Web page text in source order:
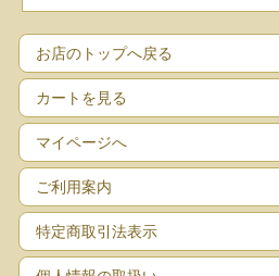
国産ひのき無垢材
ひのきは日本を代表する
✔ 爽やかな香り
✔ 抗菌、防虫、防ダニ性
お店のトップへ戻る
カートを見る
マイページへ
ご利用案内
特定商取引法表示